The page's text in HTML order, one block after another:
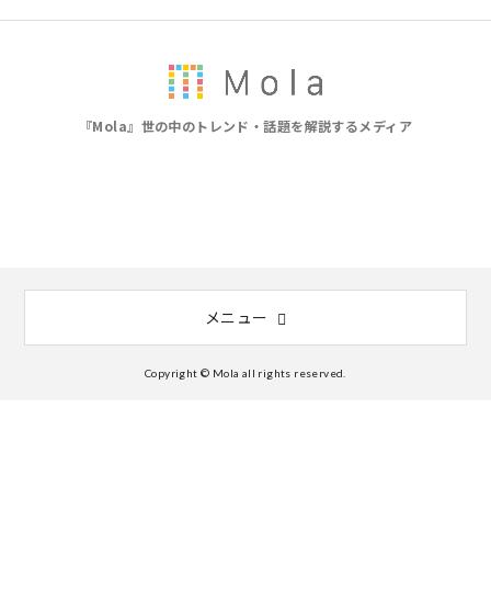
『Mola』世の中のトレンド・話題を解説するメディア
メニュー
Copyright © Mola all rights reserved.